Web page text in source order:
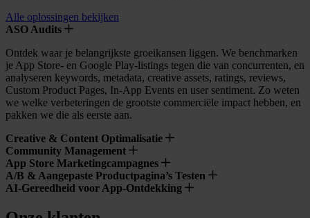
Alle oplossingen bekijken
ASO Audits
Ontdek waar je belangrijkste groeikansen liggen. We benchmarken
je App Store- en Google Play-listings tegen die van concurrenten, en
analyseren keywords, metadata, creative assets, ratings, reviews,
Custom Product Pages, In-App Events en user sentiment. Zo weten
we welke verbeteringen de grootste commerciële impact hebben, en
pakken we die als eerste aan.
Creative & Content Optimalisatie
Community Management
App Store Marketingcampagnes
A/B & Aangepaste Productpagina’s Testen
AI-Gereedheid voor App-Ontdekking